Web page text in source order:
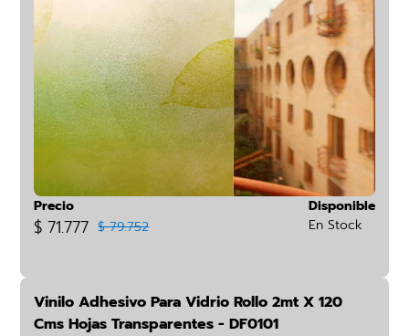
Precio
$ 71.777 $ 79.752
Disponible
En Stock
Vinilo Adhesivo Para Vidrio Rollo 2mt X 120
Cms Hojas Transparentes - DF0101